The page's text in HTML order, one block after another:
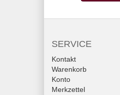
SERVICE
Kontakt
Warenkorb
Konto
Merkzettel